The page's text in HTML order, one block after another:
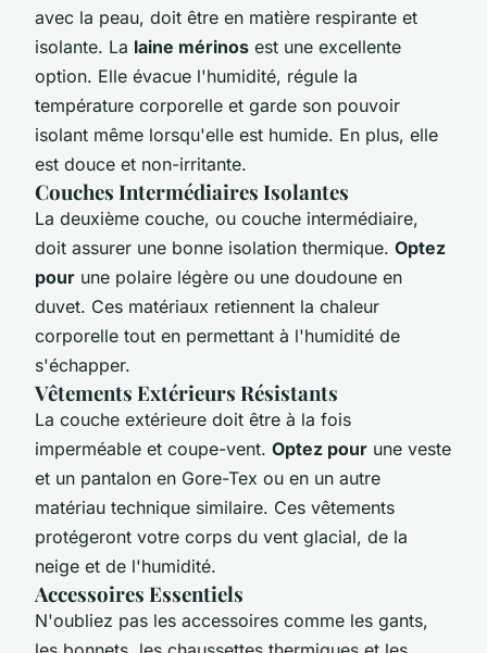
avec la peau, doit être en matière respirante et
isolante. La laine mérinos est une excellente
option. Elle évacue l'humidité, régule la
température corporelle et garde son pouvoir
isolant même lorsqu'elle est humide. En plus, elle
est douce et non-irritante.
Couches Intermédiaires Isolantes
La deuxième couche, ou couche intermédiaire,
doit assurer une bonne isolation thermique. Optez
pour une polaire légère ou une doudoune en
duvet. Ces matériaux retiennent la chaleur
corporelle tout en permettant à l'humidité de
s'échapper.
Vêtements Extérieurs Résistants
La couche extérieure doit être à la fois
imperméable et coupe-vent. Optez pour une veste
et un pantalon en Gore-Tex ou en un autre
matériau technique similaire. Ces vêtements
protégeront votre corps du vent glacial, de la
neige et de l'humidité.
Accessoires Essentiels
N'oubliez pas les accessoires comme les gants,